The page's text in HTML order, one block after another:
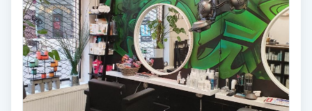
Brynfärgning
Brynplockning
Bröllopsuppsättning